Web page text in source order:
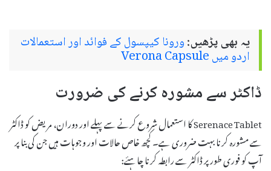
یہ بھی پڑھیں:ورونا کیپسول کے فوائد اور استعمالات
اردو میں Verona Capsule
ڈاکٹر سے مشورہ کرنے کی ضرورت
Serenace Tablet کا استعمال شروع کرنے سے پہلے اور دوران، مریض کو ڈاکٹر
سے مشورہ کرنا بہت ضروری ہے۔ کچھ خاص حالات اور وجوہات ہیں جن کی بنا پر
آپ کو فوری طور پر ڈاکٹر سے رابطہ کرنا چاہئے: